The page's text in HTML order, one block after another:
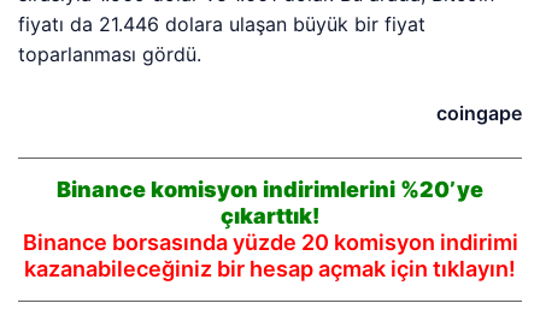
fiyatı da 21.446 dolara ulaşan büyük bir fiyat
toparlanması gördü.
coingape
Binance komisyon indirimlerini %20’ye
çıkarttık!
Binance borsasında yüzde 20 komisyon indirimi
kazanabileceğiniz bir hesap açmak için tıklayın!